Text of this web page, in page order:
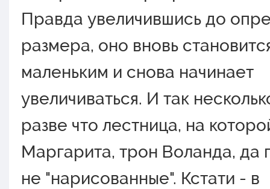
Правда увеличившись до
размера, оно вновь
маленьким и снова начинает
увеличиваться. И так
разве что лестница, на
Маргарита, трон Воланда, да
не "нарисованные". Кстати - в